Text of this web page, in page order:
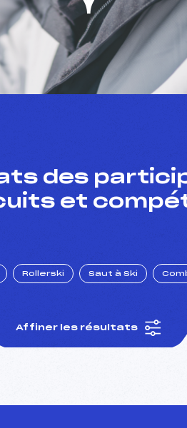
des
et
Rollerski Saut à Ski
Affiner les résultats